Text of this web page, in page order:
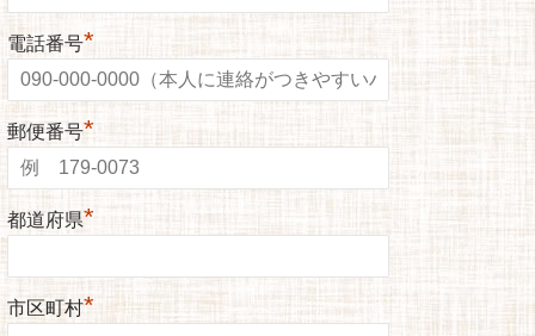
電話番号*
郵便番号*
都道府県*
市区町村*